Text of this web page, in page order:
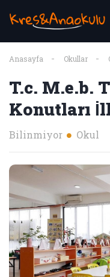
Anasayfa Okullar
T.c. M.e.b.
Konutları
Bilinmiyor Okul